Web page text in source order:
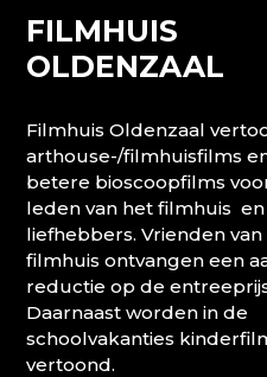
FILMHUIS
OLDENZAAL
Filmhuis Oldenzaal
arthouse-/filmhuisfilms
betere bioscoopfilms
leden van het filmhuis
liefhebbers. Vrienden
filmhuis ontvangen een
reductie op de
Daarnaast worden in de
schoolvakanties
vertoond.